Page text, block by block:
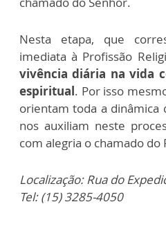
Nesta etapa, que
imediata à Profissão
vivência diária na vida
espiritual. Por isso
orientam toda a dinâmica
nos auxiliam neste
com alegria o chamado do
Localização: Rua do
Tel: (15) 3285-4050